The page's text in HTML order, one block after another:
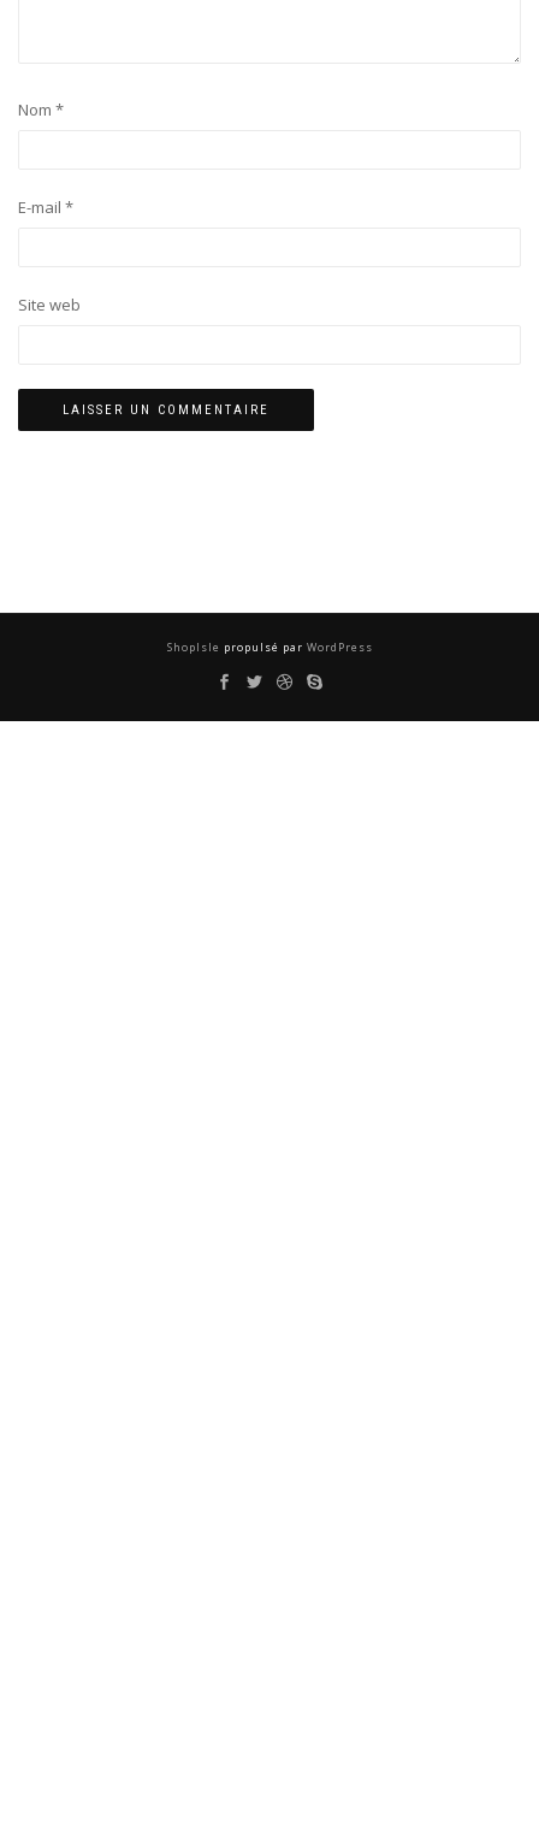
Nom *
E-mail *
Site web
ShopIsle propulsé par WordPress